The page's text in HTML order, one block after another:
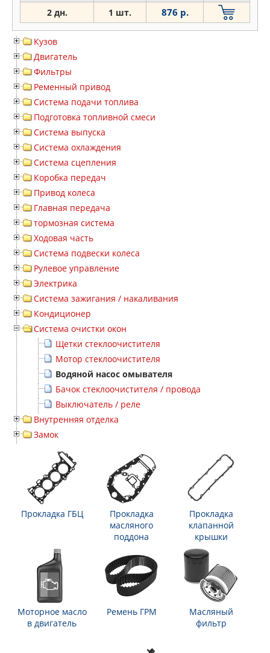
2 дн. 1 шт. 876 р.
Кузов
Двигатель
Фильтры
Ременный привод
Система подачи топлива
Подготовка топливной смеси
Система выпуска
Система охлаждения
Система сцепления
Коробка передач
Привод колеса
Главная передача
тормозная система
Ходовая часть
Система подвески колеса
Рулевое управление
Электрика
Система зажигания / накаливания
Кондиционер
Система очистки окон
Щетки стеклоочистителя
Мотор стеклоочистителя
Водяной насос омывателя
Бачок стеклоочистителя / провода
Выключатель / реле
Внутренняя отделка
Замок
Прокладка ГБЦ
Прокладка
масляного
поддона
Прокладка
клапанной
крышки
Моторное масло
в двигатель
Ремень ГРМ
Масляный
фильтр